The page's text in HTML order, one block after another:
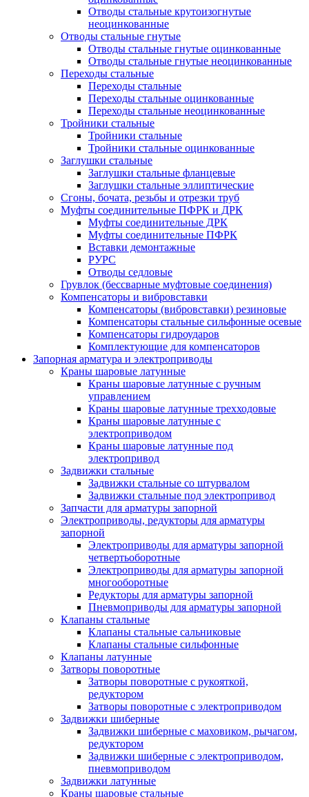
Отводы стальные крутоизогнутые
неоцинкованные
Отводы стальные гнутые
Отводы стальные гнутые оцинкованные
Отводы стальные гнутые неоцинкованные
Переходы стальные
Переходы стальные
Переходы стальные оцинкованные
Переходы стальные неоцинкованные
Тройники стальные
Тройники стальные
Тройники стальные оцинкованные
Заглушки стальные
Заглушки стальные фланцевые
Заглушки стальные эллиптические
Сгоны, бочата, резьбы и отрезки труб
Муфты соединительные ПФРК и ДРК
Муфты соединительные ДРК
Муфты соединительные ПФРК
Вставки демонтажные
РУРС
Отводы седловые
Грувлок (бессварные муфтовые соединения)
Компенсаторы и вибровставки
Компенсаторы (вибровставки) резиновые
Компенсаторы стальные сильфонные осевые
Компенсаторы гидроударов
Комплектующие для компенсаторов
Запорная арматура и электроприводы
Краны шаровые латунные
Краны шаровые латунные с ручным
управлением
Краны шаровые латунные трехходовые
Краны шаровые латунные с
электроприводом
Краны шаровые латунные под
электропривод
Задвижки стальные
Задвижки стальные со штурвалом
Задвижки стальные под электропривод
Запчасти для арматуры запорной
Электроприводы, редукторы для арматуры
запорной
Электроприводы для арматуры запорной
четвертьоборотные
Электроприводы для арматуры запорной
многооборотные
Редукторы для арматуры запорной
Пневмоприводы для арматуры запорной
Клапаны стальные
Клапаны стальные сальниковые
Клапаны стальные сильфонные
Клапаны латунные
Затворы поворотные
Затворы поворотные с рукояткой,
редуктором
Затворы поворотные с электроприводом
Задвижки шиберные
Задвижки шиберные с маховиком, рычагом,
редуктором
Задвижки шиберные с электроприводом,
пневмоприводом
Задвижки латунные
Краны шаровые стальные